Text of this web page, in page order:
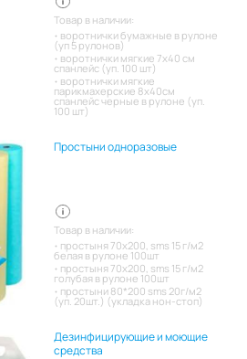
Товар в наличии:
воротнички бумажные в рулоне
(уп 5 рулонов)
воротнички мягкие 7х40 см
спанлейс (уп. 100 шт)
воротнички мягкие
парикмахерские 8х40см
спанлейс черные в рулоне (уп.
100 шт)
Простыни одноразовые
Товар в наличии:
простыня 70х200, sms 15 г/м2
белая в рулоне 100шт
простыня 70х200, sms 15 г/м2
голубая в рулоне 100шт
простыни 80*200 sms 20г/м2
(уп. 20шт.) (укладка нон-стоп)
Дезинфицирующие и моющие
средства